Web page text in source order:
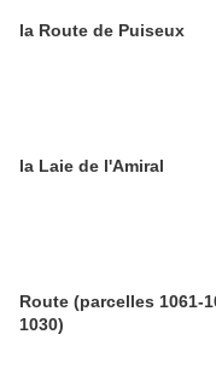
la Route de Puiseux
la Laie de l'Amiral
Route (parcelles 1061-
1030)